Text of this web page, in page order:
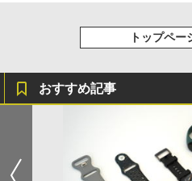
トップペー
おすすめ記事